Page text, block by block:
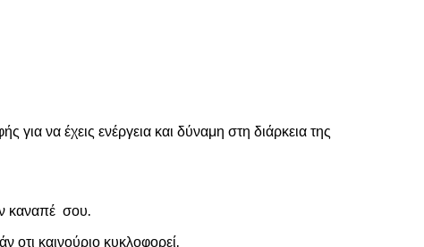
να έχεις ενέργεια και δύναμη στη διάρκεια της
καναπέ σου.
καινούριο κυκλοφορεί.